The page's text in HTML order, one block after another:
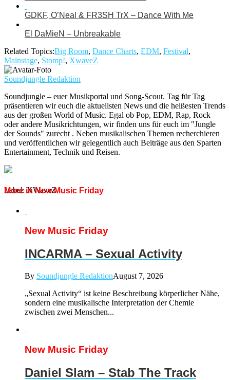
Label: XWaveZ
GDKF, O’Neal & FR3SH TrX – Dance With Me
El DaMieN – Unbreakable
Related Topics:Big Room, Dance Charts, EDM, Festival,
Mainstage, Stomp!, XwaveZ
Soundjungle Redaktion
Soundjungle – euer Musikportal und Song-Scout. Tag für Tag
präsentieren wir euch die aktuellsten News und die heißesten Trends
aus der großen World of Music. Egal ob Pop, EDM, Rap, Rock
oder andere Musikrichtungen, wir finden uns für euch im "Jungle
der Sounds" zurecht . Neben musikalischen Themen recherchieren
und veröffentlichen wir gelegentlich auch Beiträge aus den Sparten
Entertainment, Technik und Reisen.
More in New Music Friday
New Music Friday
INCARMA – Sexual Activity
By Soundjungle RedaktionAugust 7, 2026
„Sexual Activity“ ist keine Beschreibung körperlicher Nähe,
sondern eine musikalische Interpretation der Chemie
zwischen zwei Menschen...
New Music Friday
Daniel Slam – Stab The Track